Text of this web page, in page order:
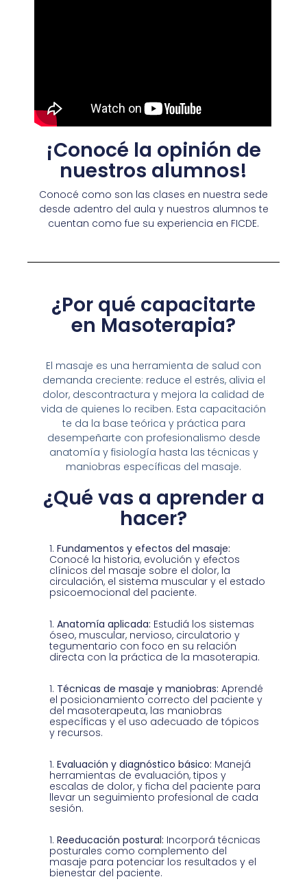
¡Conocé la opinión de
nuestros alumnos!
Conocé como son las clases en nuestra sede
desde adentro del aula y nuestros alumnos te
cuentan como fue su experiencia en FICDE.
¿Por qué capacitarte
en Masoterapia?
El masaje es una herramienta de salud con
demanda creciente: reduce el estrés, alivia el
dolor, descontractura y mejora la calidad de
vida de quienes lo reciben. Esta capacitación
te da la base teórica y práctica para
desempeñarte con profesionalismo desde
anatomía y fisiología hasta las técnicas y
maniobras específicas del masaje.
¿Qué vas a aprender a
hacer?
Fundamentos y efectos del masaje:
Conocé la historia, evolución y efectos
clínicos del masaje sobre el dolor, la
circulación, el sistema muscular y el estado
psicoemocional del paciente.
Anatomía aplicada: Estudiá los sistemas
óseo, muscular, nervioso, circulatorio y
tegumentario con foco en su relación
directa con la práctica de la masoterapia.
Técnicas de masaje y maniobras: Aprendé
el posicionamiento correcto del paciente y
del masoterapeuta, las maniobras
específicas y el uso adecuado de tópicos
y recursos.
Evaluación y diagnóstico básico: Manejá
herramientas de evaluación, tipos y
escalas de dolor, y ficha del paciente para
llevar un seguimiento profesional de cada
sesión.
Reeducación postural: Incorporá técnicas
posturales como complemento del
masaje para potenciar los resultados y el
bienestar del paciente.